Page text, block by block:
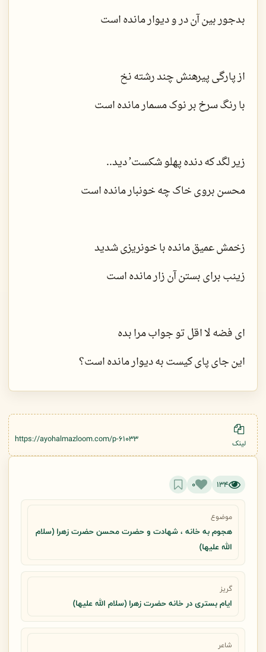
بدجور بین آن در و دیوار مانده است
از پارگی پیرهنش چند رشته نخ
با رنگ سرخ بر نوک مسمار مانده است
زیر لگد که دنده پهلو شکست٬ دید..
محسن بروی خاک چه خونبار مانده است
زخمش عمیق مانده با خونریزی شدید
زینب برای بستن آن زار مانده است
ای فضه لا اقل تو جواب مرا بده
این جای پای کیست به دیوار مانده است؟
لینک https://ayohalmazloom.com/p-61033
134
0
موضوع
هجوم به خانه ، شهادت و حضرت محسن حضرت زهرا (سلام
الله علیها)
گریز
ایام بستری در خانه حضرت زهرا (سلام الله علیها)
شاعر